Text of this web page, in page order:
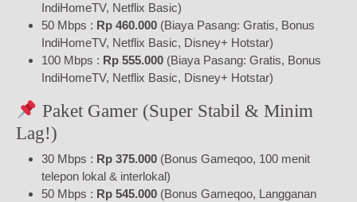
IndiHomeTV, Netflix Basic)
50 Mbps : Rp 460.000 (Biaya Pasang: Gratis, Bonus
IndiHomeTV, Netflix Basic, Disney+ Hotstar)
100 Mbps : Rp 555.000 (Biaya Pasang: Gratis, Bonus
IndiHomeTV, Netflix Basic, Disney+ Hotstar)
Paket Gamer (Super Stabil & Minim
Lag!)
30 Mbps : Rp 375.000 (Bonus Gameqoo, 100 menit
telepon lokal & interlokal)
50 Mbps : Rp 545.000 (Bonus Gameqoo, Langganan